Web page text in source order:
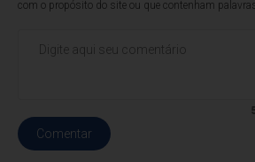
com o propósito do site ou que contenham
Comentar